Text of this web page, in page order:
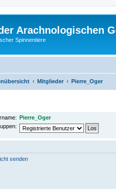
Arachnologischen
Spinnentiere
Mitglieder Pierre_Oger
Pierre_Oger
senden